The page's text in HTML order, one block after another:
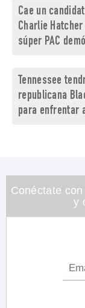
Cae un
Charlie
súper PAC
Tennessee
republicana
para enfrentar
Conéctate
y